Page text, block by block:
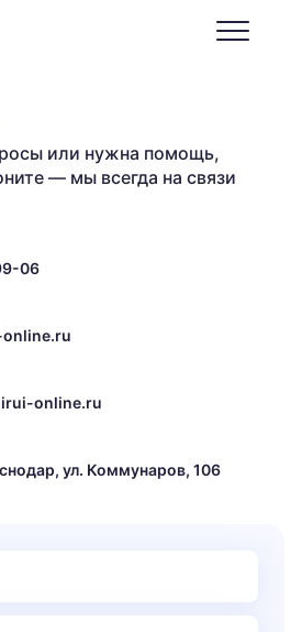
или нужна помощь,
— мы всегда на связи
06
online.ru
ул. Коммунаров, 106